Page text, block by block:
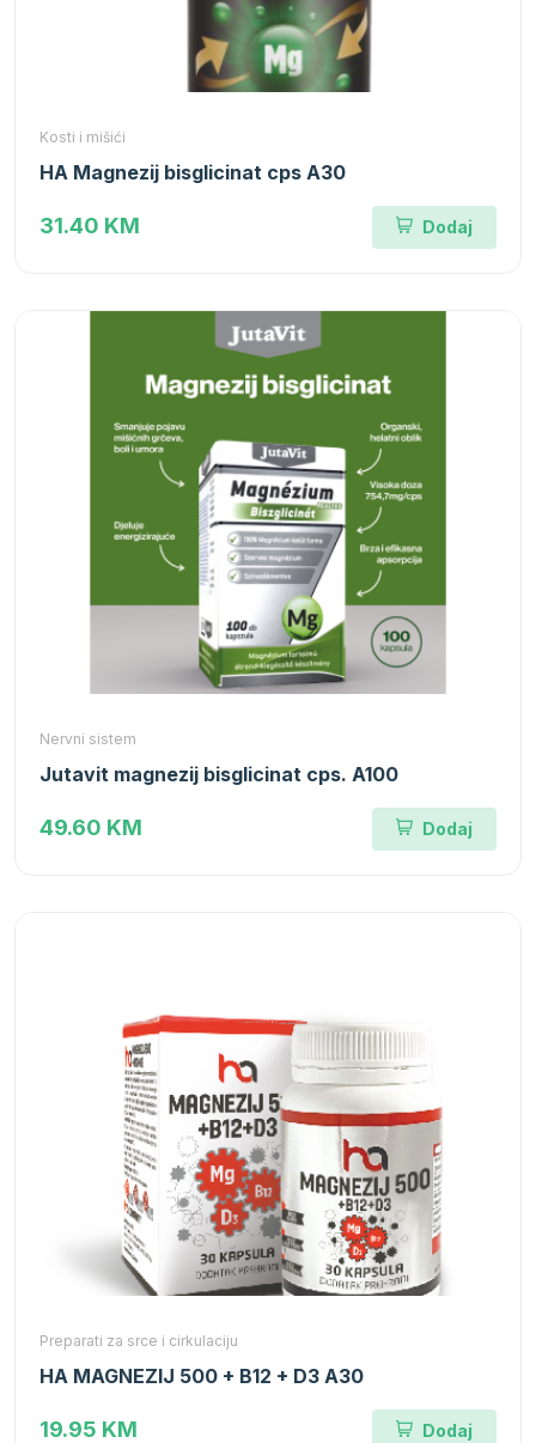
Kosti i mišići
HA Magnezij bisglicinat cps A30
31.40 KM Dodaj
Nervni sistem
Jutavit magnezij bisglicinat cps. A100
49.60 KM Dodaj
Preparati za srce i cirkulaciju
HA MAGNEZIJ 500 + B12 + D3 A30
19.95 KM Dodaj